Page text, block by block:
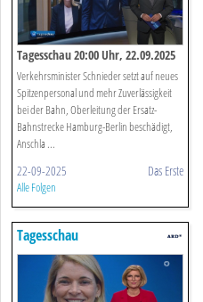
Tagesschau 20:00 Uhr, 22.09.2025
Verkehrsminister Schnieder setzt auf neues
Spitzenpersonal und mehr Zuverlässigkeit
bei der Bahn, Oberleitung der Ersatz-
Bahnstrecke Hamburg-Berlin beschädigt,
Anschla ...
22-09-2025 Das Erste
Alle Folgen
Tagesschau